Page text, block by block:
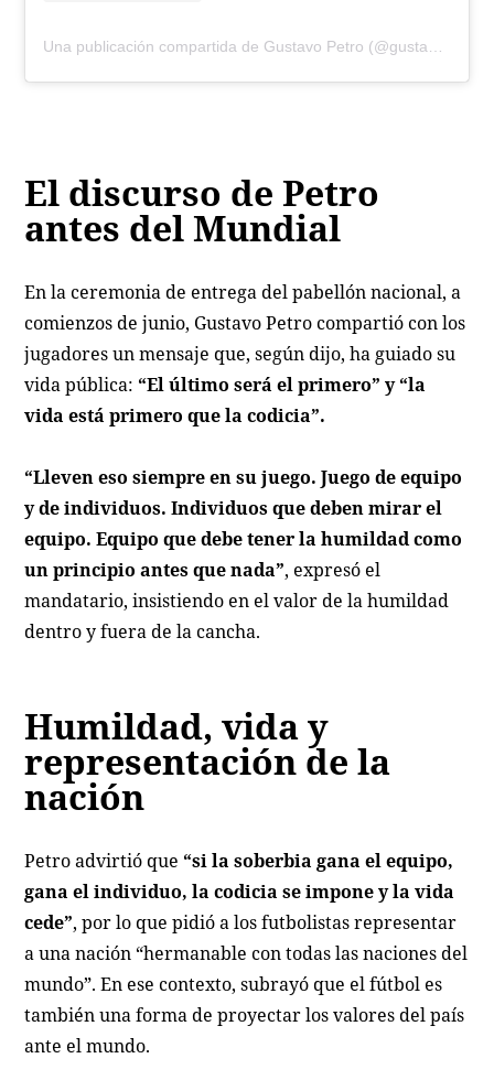
El discurso de Petro
antes del Mundial
En la ceremonia de entrega del pabellón nacional, a
comienzos de junio, Gustavo Petro compartió con los
jugadores un mensaje que, según dijo, ha guiado su
vida pública: “El último será el primero” y “la
vida está primero que la codicia”.
“Lleven eso siempre en su juego. Juego de equipo
y de individuos. Individuos que deben mirar el
equipo. Equipo que debe tener la humildad como
un principio antes que nada”, expresó el
mandatario, insistiendo en el valor de la humildad
dentro y fuera de la cancha.
Humildad, vida y
representación de la
nación
Petro advirtió que “si la soberbia gana el equipo,
gana el individuo, la codicia se impone y la vida
cede”, por lo que pidió a los futbolistas representar
a una nación “hermanable con todas las naciones del
mundo”. En ese contexto, subrayó que el fútbol es
también una forma de proyectar los valores del país
ante el mundo.